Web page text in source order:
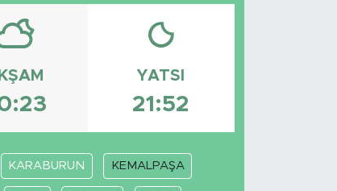
YATSI
21:52
KARABURUN KEMALPAŞA